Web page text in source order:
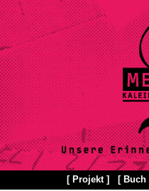
[ Projekt ] [ Buch